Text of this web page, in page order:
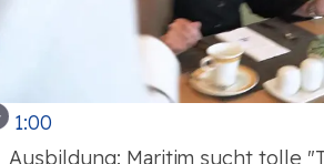
1:00
Ausbildung: Maritim sucht tolle